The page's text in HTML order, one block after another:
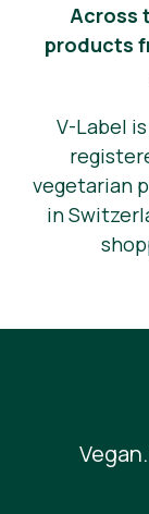
Across
products
V-Label
vegetarian
in